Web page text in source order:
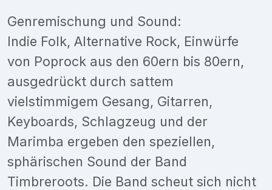
Genremischung und Sound:
Indie Folk, Alternative Rock, Einwürfe
von Poprock aus den 60ern bis 80ern,
ausgedrückt durch sattem
vielstimmigem Gesang, Gitarren,
Keyboards, Schlagzeug und der
Marimba ergeben den speziellen,
sphärischen Sound der Band
Timbreroots. Die Band scheut sich nicht